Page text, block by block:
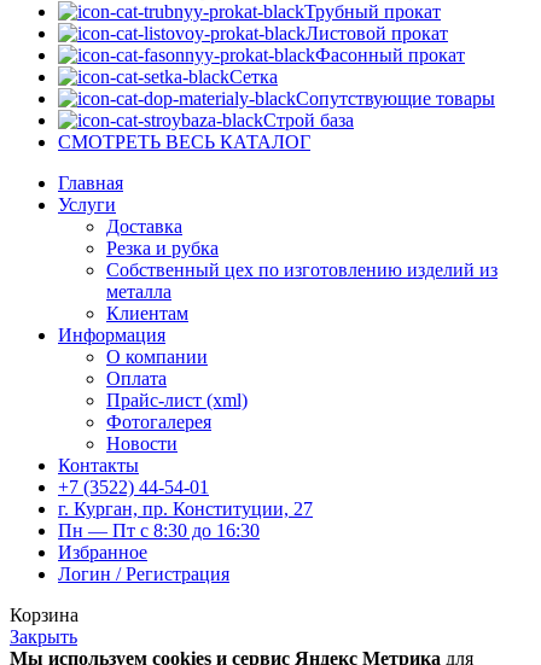
Трубный прокат
Листовой прокат
Фасонный прокат
Сетка
Сопутствующие товары
Строй база
СМОТРЕТЬ ВЕСЬ КАТАЛОГ
Главная
Услуги
Доставка
Резка и рубка
Собственный цех по изготовлению изделий из
металла
Клиентам
Информация
О компании
Оплата
Прайс-лист (xml)
Фотогалерея
Новости
Контакты
+7 (3522) 44-54-01
г. Курган, пр. Конституции, 27
Пн — Пт с 8:30 до 16:30
Избранное
Логин / Регистрация
Корзина
Закрыть
Мы используем cookies и сервис Яндекс Метрика для